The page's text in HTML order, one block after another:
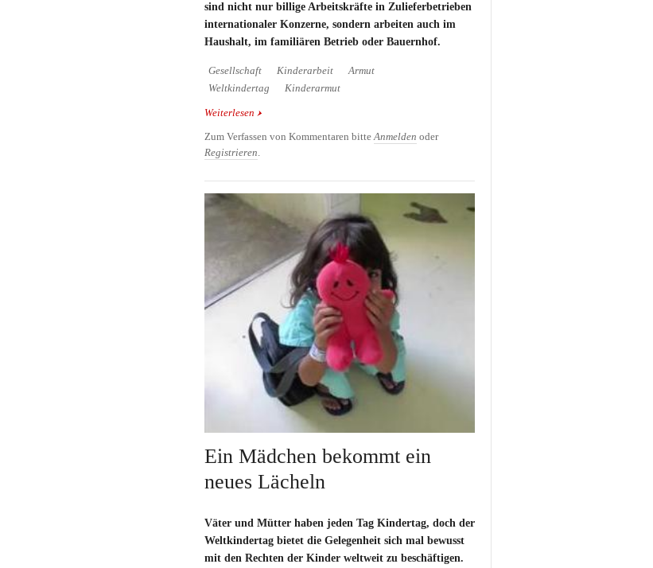
sind nicht nur billige Arbeitskräfte in Zulieferbetrieben
internationaler Konzerne, sondern arbeiten auch im
Haushalt, im familiären Betrieb oder Bauernhof.
Gesellschaft Kinderarbeit
Armut
Weltkindertag
Kinderarmut
Weiterlesen über Heimliche Kinderarbeit ist Alltagsphänomen
Zum Verfassen von Kommentaren bitteAnmelden oder
Registrieren.
Ein Mädchen bekommt ein
neues Lächeln
Väter und Mütter haben jeden Tag Kindertag, doch der
Weltkindertag bietet die Gelegenheit sich mal bewusst
mit den Rechten der Kinder weltweit zu beschäftigen.